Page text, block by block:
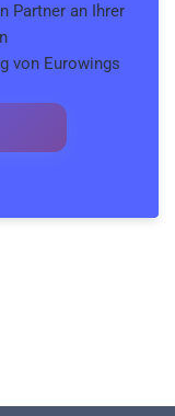
Partner an Ihrer
von Eurowings